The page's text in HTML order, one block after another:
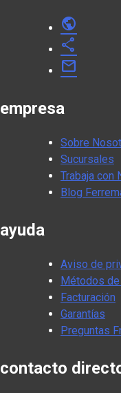
public
share
mail
empresa
Sobre
Sucursales
Trabaja con
Blog
ayuda
Aviso de
Métodos de
Facturación
Garantías
Preguntas
contacto